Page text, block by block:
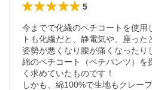
5
今までで化繊のペチコートを使用
トも化繊だと、静電気や、座った
姿勢が悪くなり腰が痛くなったり
綿のペチコート（ペチパンツ）を
く求めていたものです！
しかも、綿100%で生地もクレー